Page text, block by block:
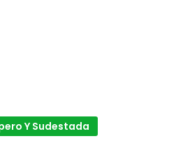
Y Sudestada